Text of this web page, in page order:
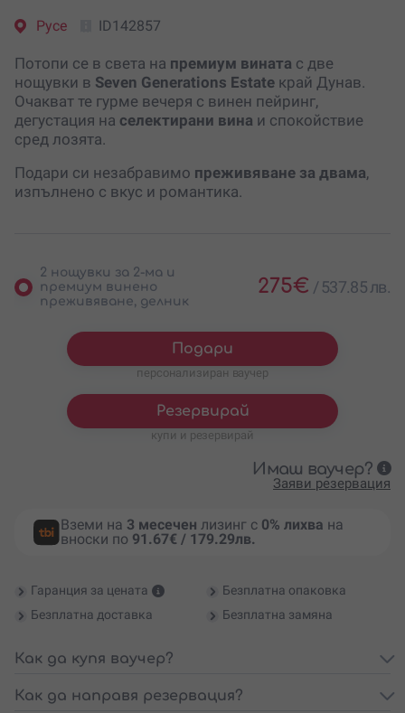
Русе ID142857
Потопи се в света на премиум вината с две
нощувки в Seven Generations Estate край Дунав.
Очакват те гурме вечеря с винен пейринг,
дегустация на селектирани вина и спокойствие
сред лозята.
Подари си незабравимо преживяване за двама,
изпълнено с вкус и романтика.
2 нощувки за 2-ма и
премиум винено
преживяване, делник
275€ /537.85 лв.
Подари
персонализиран ваучер
Резервирай
купи и резервирай
Имаш ваучер?
Заяви резервация
Вземи на 3 месечен лизинг с 0% лихва на
вноски по 91.67€ / 179.29лв.
Гаранция за цената
Безплатна опаковка
Безплатна доставка
Безплатна замяна
Как да купя ваучер?
Как да направя резервация?